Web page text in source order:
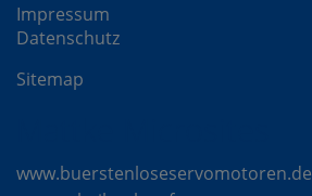
Impressum
Datenschutz
Sitemap
www.buerstenloseservomotoren.de